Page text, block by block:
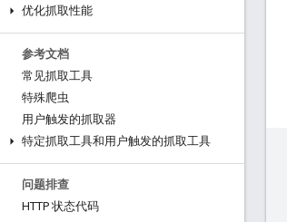
优化抓取性能
参考文档
常见抓取工具
特殊爬虫
用户触发的抓取器
特定抓取工具和用户触发的抓取工具
问题排查
HTTP 状态代码